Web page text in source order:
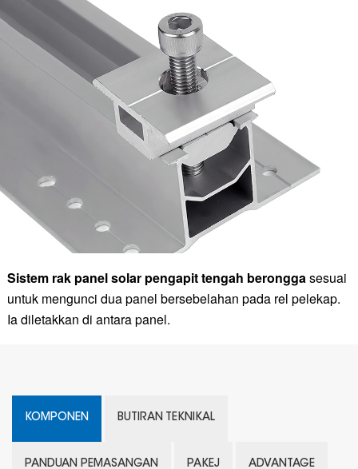
Sistem rak panel solar pengapit tengah beronggasesuai
untuk mengunci dua panel bersebelahan pada rel pelekap.
Ia diletakkan di antara panel.
KOMPONEN BUTIRAN TEKNIKAL
PANDUAN PEMASANGAN PAKEJ ADVANTAGE